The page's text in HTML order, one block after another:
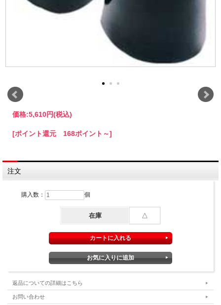
価格:5,610円(税込)
[ポイント還元 168ポイント～]
注文
購入数： 個
在庫 △
返品についての詳細はこちら
お問い合わせ